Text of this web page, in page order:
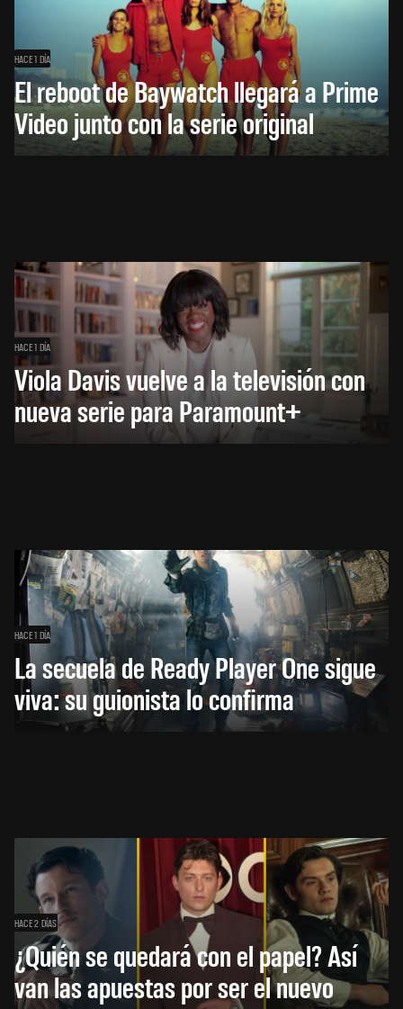
HACE 1 DÍA
El reboot de Baywatch llegará a Prime
Video junto con la serie original
HACE 1 DÍA
Viola Davis vuelve a la televisión con
nueva serie para Paramount+
HACE 1 DÍA
La secuela de Ready Player One sigue
viva: su guionista lo confirma
HACE 2 DÍAS
¿Quién se quedará con el papel? Así
van las apuestas por ser el nuevo